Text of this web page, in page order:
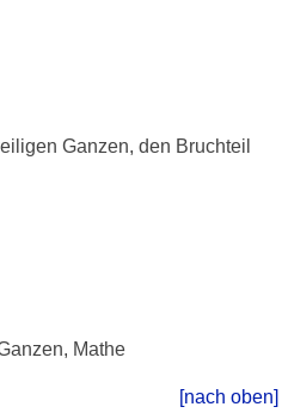
Ganzen, den Bruchteil
Mathe
[nach oben]